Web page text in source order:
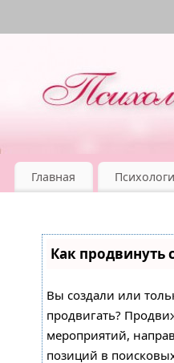
Главная
Как продвинуть
Вы создали или
продвигать?
мероприятий,
позиций в